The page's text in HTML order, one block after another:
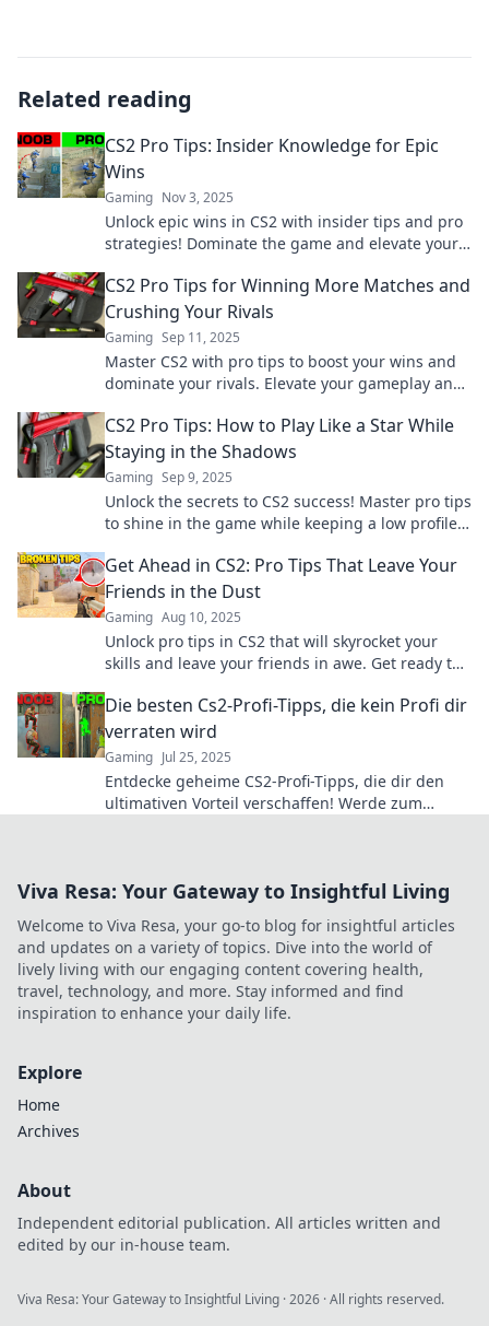
Related reading
CS2 Pro Tips: Insider Knowledge for Epic
Wins
Gaming Nov 3, 2025
Unlock epic wins in CS2 with insider tips and pro
strategies! Dominate the game and elevate your
CS2 Pro Tips for Winning More Matches and
Crushing Your Rivals
Gaming Sep 11, 2025
Master CS2 with pro tips to boost your wins and
dominate your rivals. Elevate your gameplay and
CS2 Pro Tips: How to Play Like a Star While
Staying in the Shadows
Gaming Sep 9, 2025
Unlock the secrets to CS2 success! Master pro tips
to shine in the game while keeping a low profile.
Get Ahead in CS2: Pro Tips That Leave Your
Friends in the Dust
Gaming Aug 10, 2025
Unlock pro tips in CS2 that will skyrocket your
skills and leave your friends in awe. Get ready to
Die besten Cs2-Profi-Tipps, die kein Profi dir
verraten wird
Gaming Jul 25, 2025
Entdecke geheime CS2-Profi-Tipps, die dir den
ultimativen Vorteil verschaffen! Werde zum
Viva Resa: Your Gateway to Insightful Living
Welcome to Viva Resa, your go-to blog for insightful articles
and updates on a variety of topics. Dive into the world of
lively living with our engaging content covering health,
travel, technology, and more. Stay informed and find
inspiration to enhance your daily life.
Explore
Home
Archives
About
Independent editorial publication. All articles written and
edited by our in-house team.
Viva Resa: Your Gateway to Insightful Living ·2026 · All rights reserved.